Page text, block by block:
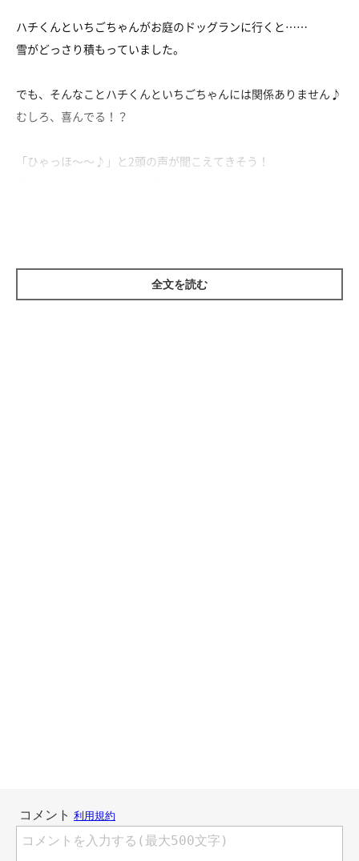
ハチくんといちごちゃんがお庭のドッグランに行くと……
雪がどっさり積もっていました。
でも、そんなことハチくんといちごちゃんには関係ありません♪
むしろ、喜んでる！？
「ひゃっほ～～♪」と2頭の声が聞こえてきそう！
全文を読む